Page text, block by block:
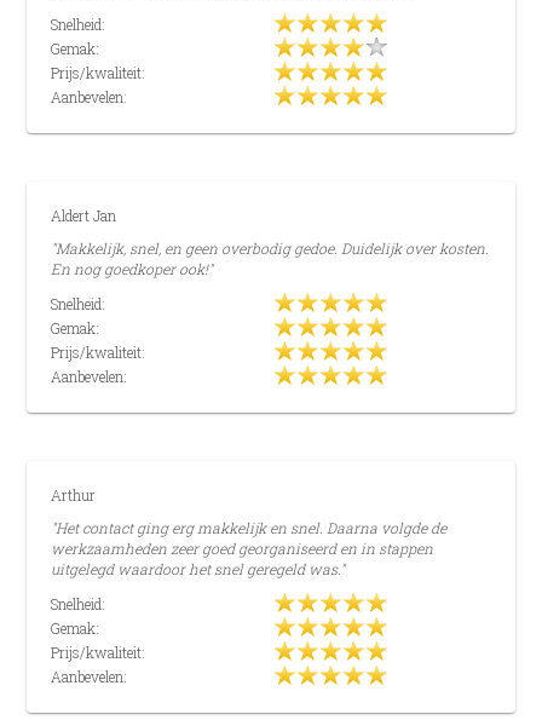
Snelheid:
Gemak:
Prijs/kwaliteit:
Aanbevelen:
Aldert Jan
"Makkelijk, snel, en geen overbodig gedoe. Duidelijk over kosten.
En nog goedkoper ook!"
Snelheid:
Gemak:
Prijs/kwaliteit:
Aanbevelen:
Arthur
"Het contact ging erg makkelijk en snel. Daarna volgde de
werkzaamheden zeer goed georganiseerd en in stappen
uitgelegd waardoor het snel geregeld was."
Snelheid:
Gemak:
Prijs/kwaliteit:
Aanbevelen: